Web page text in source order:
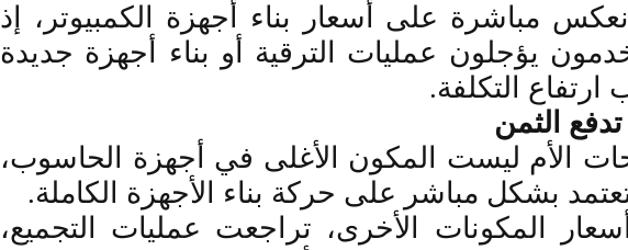
مباشرة على أسعار بناء أجهزة الكمبيوتر، إذ
يؤجلون عمليات الترقية أو بناء أجهزة جديدة
ارتفاع التكلفة.
تدفع الثمن
الأم ليست المكون الأغلى في أجهزة الحاسوب،
تعتمد بشكل مباشر على حركة بناء الأجهزة الكاملة.
المكونات الأخرى، تراجعت عمليات التجميع،